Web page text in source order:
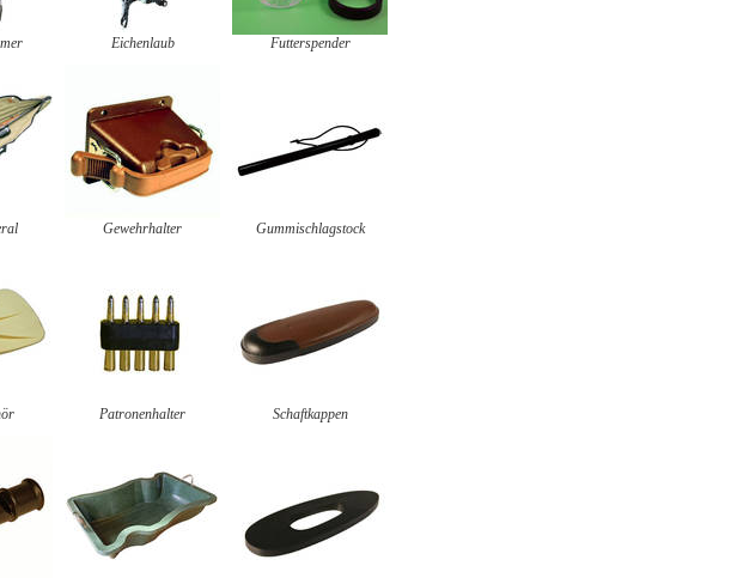
Eichenlaub Futterspender
Gewehrhalter Gummischlagstock
Patronenhalter Schaftkappen